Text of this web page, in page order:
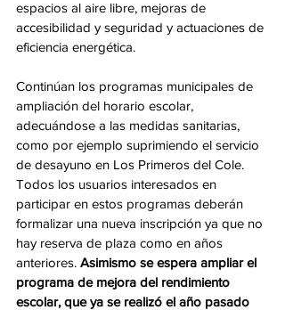
espacios al aire libre, mejoras de
accesibilidad y seguridad y actuaciones de
eficiencia energética.
Continúan los programas municipales de
ampliación del horario escolar,
adecuándose a las medidas sanitarias,
como por ejemplo suprimiendo el servicio
de desayuno en Los Primeros del Cole.
Todos los usuarios interesados en
participar en estos programas deberán
formalizar una nueva inscripción ya que no
hay reserva de plaza como en años
anteriores. Asimismo se espera ampliar el
programa de mejora del rendimiento
escolar, que ya se realizó el año pasado